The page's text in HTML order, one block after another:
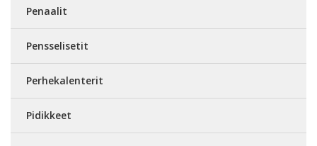
Penaalit
Pensselisetit
Perhekalenterit
Pidikkeet